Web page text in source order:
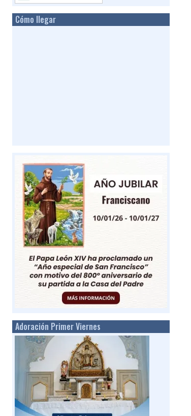
Cómo llegar
Adoración Primer Viernes